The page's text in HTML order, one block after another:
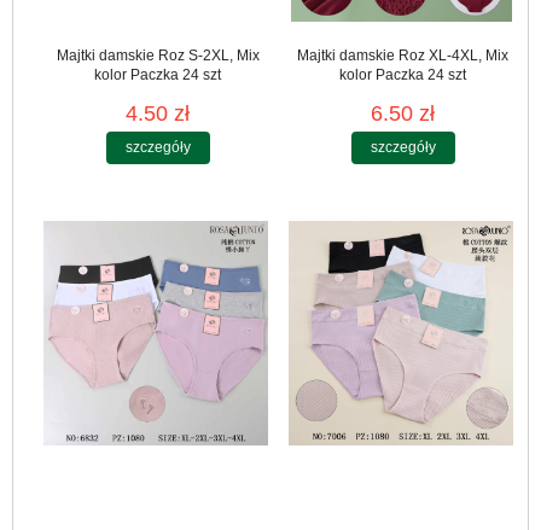
Majtki damskie Roz S-2XL, Mix
kolor Paczka 24 szt
4.50 zł
szczegóły
Majtki damskie Roz XL-4XL, Mix
kolor Paczka 24 szt
6.50 zł
szczegóły